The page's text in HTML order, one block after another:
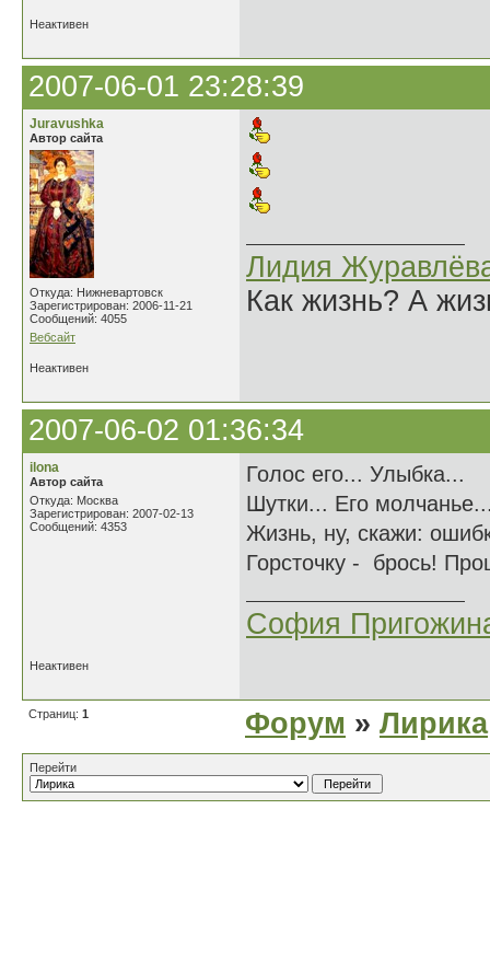
Неактивен
2007-06-01 23:28:39
Juravushka
Автор сайта
Откуда: Нижневартовск
Зарегистрирован: 2006-11-21
Сообщений: 4055
Вебсайт
Лидия
Как жизнь? А
Неактивен
2007-06-02 01:36:34
ilona
Автор сайта
Откуда: Москва
Зарегистрирован: 2007-02-13
Сообщений: 4353
Голос его... Улыбка...
Шутки... Его
Жизнь, ну, скажи:
Горсточку - брось!
София
Неактивен
Страниц: 1 Форум » Лирика
Перейти